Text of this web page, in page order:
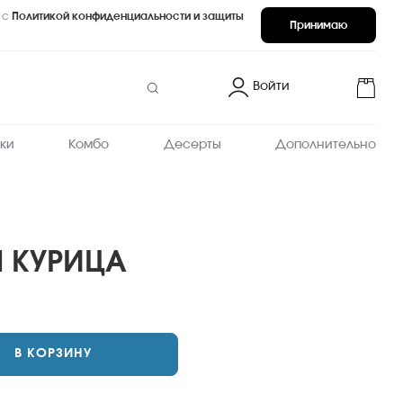
Принимаю
с Политикой конфиденциальности и защиты
Войти
Комбо Десерты Дополнительно
КУРИЦА
В КОРЗИНУ